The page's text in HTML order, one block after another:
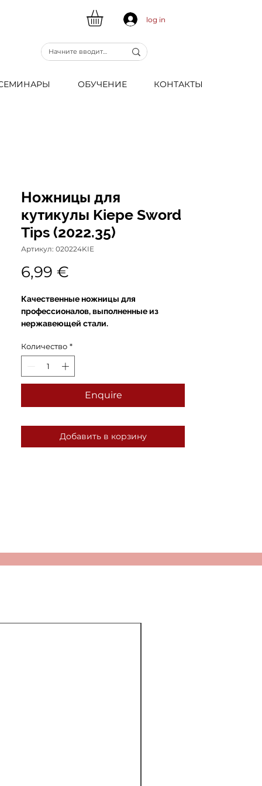
log in
ОБУЧЕНИЕ КОНТАКТЫ
Ножницы для
кутикулы Kiepe Sword
Tips (2022.35)
Артикул: 020224KIE
6,99 €
Качественные ножницы для
профессионалов, выполненные из
нержавеющей стали.
Количество *
Enquire
Добавить в корзину